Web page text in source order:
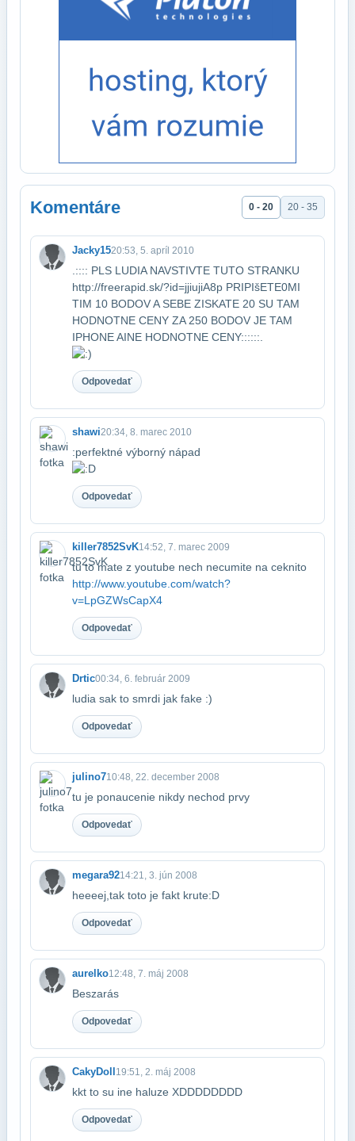
Komentáre 0 - 20 20 - 35
Jacky1520:53, 5. apríl 2010
.:::: PLS LUDIA NAVSTIVTE TUTO STRANKU
http://freerapid.sk/?id=jjiujiA8p PRIPIšETE0​MI
TIM 10 BODOV A SEBE ZISKATE 20 SU TAM
HODNOTNE CENY ZA 250 BODOV JE TAM
IPHONE A​INE HODNOTNE CENY::::::.
Odpovedať
shawi20:34, 8. marec 2010
:perfektné výborný nápad
Odpovedať
killer7852SvK14:52, 7. marec 2009
tu to mate z youtube nech necumite na ceknito​
http://www.youtube.com/watch?
v=LpGZWsCapX4
Odpovedať
Drtic00:34, 6. február 2009
ludia sak to smrdi jak fake :)
Odpovedať
julino710:48, 22. december 2008
tu je ponaucenie nikdy nechod prvy
Odpovedať
megara9214:21, 3. jún 2008
heeeej,tak toto je fakt krute:D
Odpovedať
aurelko12:48, 7. máj 2008
Beszarás
Odpovedať
CakyDoll19:51, 2. máj 2008
kkt to su ine haluze XDDDDDDDD
Odpovedať